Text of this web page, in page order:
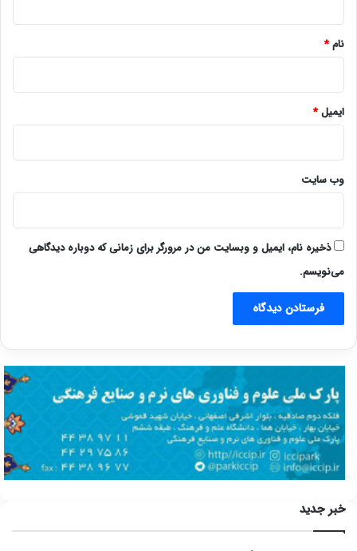
نام*
ایمیل*
وب‌ سایت
ذخیره نام، ایمیل و وبسایت من در مرورگر برای زمانی که دوباره دیدگاهی
می‌نویسم.
خبر جدید